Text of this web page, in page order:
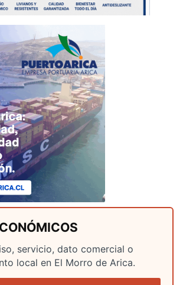
servicio, dato comercial o
local en El Morro de Arica.